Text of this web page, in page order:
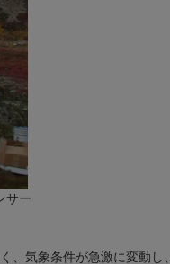
サー
、気象条件が急激に変動し、